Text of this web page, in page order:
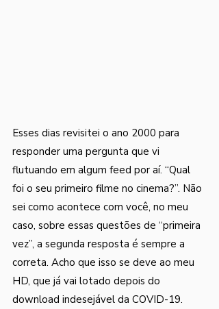
Esses dias revisitei o ano 2000 para
responder uma pergunta que vi
flutuando em algum feed por aí. “Qual
foi o seu primeiro filme no cinema?”. Não
sei como acontece com você, no meu
caso, sobre essas questões de “primeira
vez”, a segunda resposta é sempre a
correta. Acho que isso se deve ao meu
HD, que já vai lotado depois do
download indesejável da COVID-19.